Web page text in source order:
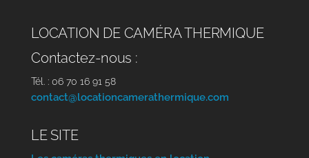
LOCATION DE CAMÉRA THERMIQUE
Contactez-nous :
Tél. : 06 70 16 91 58
contact@locationcamerathermique.com
LE SITE